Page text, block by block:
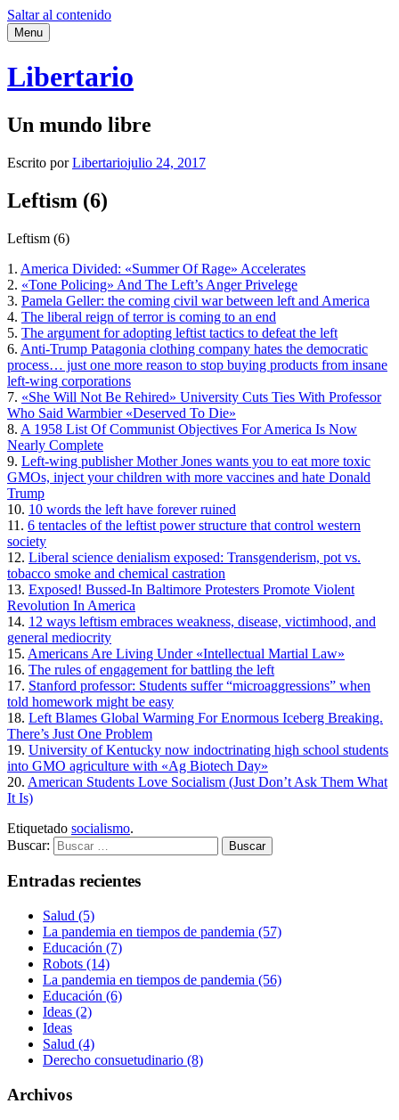
Saltar al contenido
Menu
Libertario
Un mundo libre
Escrito porLibertariojulio 24, 2017
Leftism (6)
Leftism (6)
1. America Divided: «Summer Of Rage» Accelerates
2. «Tone Policing» And The Left’s Anger Privelege
3. Pamela Geller: the coming civil war between left and America
4. The liberal reign of terror is coming to an end
5. The argument for adopting leftist tactics to defeat the left
6. Anti-Trump Patagonia clothing company hates the democratic
process… just one more reason to stop buying products from insane
left-wing corporations
7. «She Will Not Be Rehired» University Cuts Ties With Professor
Who Said Warmbier «Deserved To Die»
8. A 1958 List Of Communist Objectives For America Is Now
Nearly Complete
9. Left-wing publisher Mother Jones wants you to eat more toxic
GMOs, inject your children with more vaccines and hate Donald
Trump
10. 10 words the left have forever ruined
11. 6 tentacles of the leftist power structure that control western
society
12. Liberal science denialism exposed: Transgenderism, pot vs.
tobacco smoke and chemical castration
13. Exposed! Bussed-In Baltimore Protesters Promote Violent
Revolution In America
14. 12 ways leftism embraces weakness, disease, victimhood, and
general mediocrity
15. Americans Are Living Under «Intellectual Martial Law»
16. The rules of engagement for battling the left
17. Stanford professor: Students suffer “microaggressions” when
told homework might be easy
18. Left Blames Global Warming For Enormous Iceberg Breaking.
There’s Just One Problem
19. University of Kentucky now indoctrinating high school students
into GMO agriculture with «Ag Biotech Day»
20. American Students Love Socialism (Just Don’t Ask Them What
It Is)
Etiquetado socialismo.
Buscar:
Entradas recientes
Salud (5)
La pandemia en tiempos de pandemia (57)
Educación (7)
Robots (14)
La pandemia en tiempos de pandemia (56)
Educación (6)
Ideas (2)
Ideas
Salud (4)
Derecho consuetudinario (8)
Archivos